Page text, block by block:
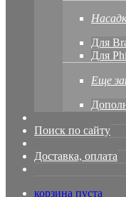
Для
Для
Еще
Поиск по сайту
Доставка, оплата
корзина пуста